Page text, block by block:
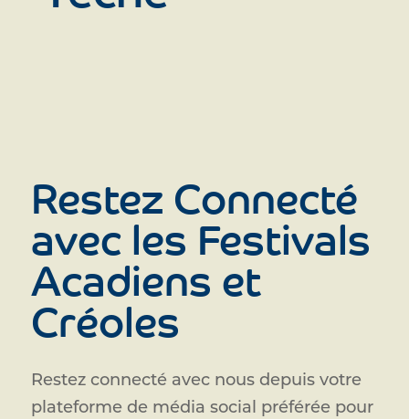
Restez Connecté
avec les Festivals
Acadiens et
Créoles
Restez connecté avec nous depuis votre
plateforme de média social préférée pour